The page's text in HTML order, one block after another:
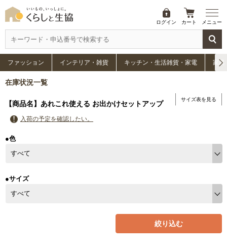
ログイン カート メニュー
ファッション インテリア・雑貨 キッチン・生活雑貨・家電 家具
在庫状況一覧
【商品名】あれこれ使える お出かけセットアップ
サイズ表を見る
入荷の予定を確認したい。
●色
●サイズ
絞り込む